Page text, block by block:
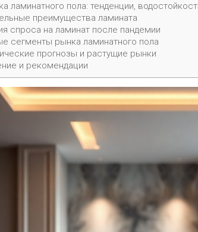
ламинатного пола: тенденции,
преимущества ламината
спроса на ламинат после пандемии
сегменты рынка ламинатного пола
прогнозы и растущие рынки
и рекомендации